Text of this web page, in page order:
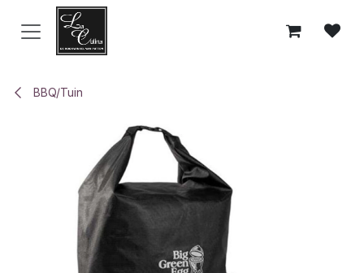
Overslaan naar inhoud
BBQ/Tuin